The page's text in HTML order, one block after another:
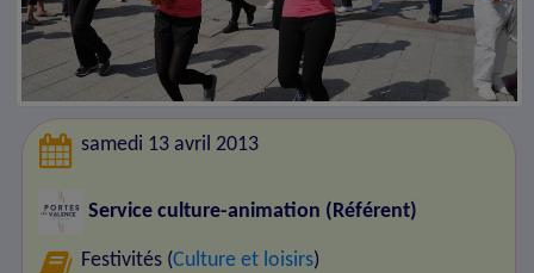
samedi 13 avril 2013
Service culture-animation (Référent)
Festivités (Culture et loisirs)